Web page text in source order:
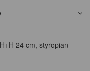
24 cm, styropian